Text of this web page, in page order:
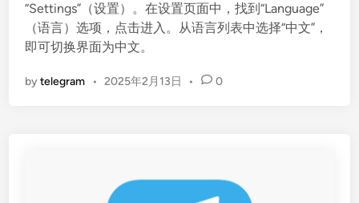
n
“Settings”（设置）。在设置页面中，找到“Language”
（语言）选项，点击进入。从语言列表中选择“中文”，
即可切换界面为中文。
bytelegram • 2025年2月13日 • 0